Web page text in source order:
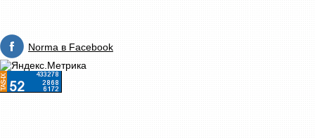
Norma в Facebook